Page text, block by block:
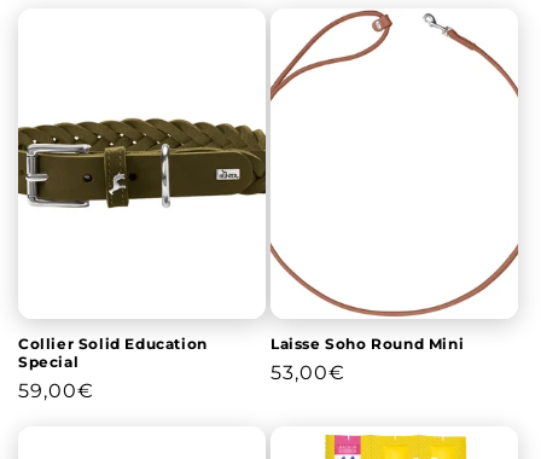
Collier Solid Education
Special
Prix
59,00€
Laisse Soho Round Mini
Prix
53,00€